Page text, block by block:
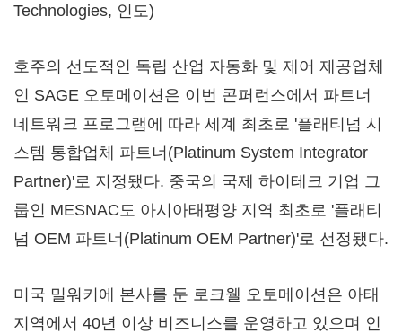
Technologies, 인도)
호주의 선도적인 독립 산업 자동화 및 제어 제공업체
인 SAGE 오토메이션은 이번 콘퍼런스에서 파트너
네트워크 프로그램에 따라 세계 최초로 '플래티넘 시
스템 통합업체 파트너(Platinum System Integrator
Partner)'로 지정됐다. 중국의 국제 하이테크 기업 그
룹인 MESNAC도 아시아태평양 지역 최초로 '플래티
넘 OEM 파트너(Platinum OEM Partner)'로 선정됐다.
미국 밀워키에 본사를 둔 로크웰 오토메이션은 아태
지역에서 40년 이상 비즈니스를 운영하고 있으며 인